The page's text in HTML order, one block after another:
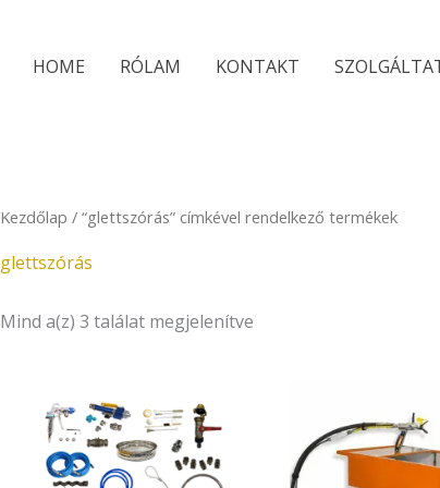
HOME RÓLAM KONTAKT
Kezdőlap / “glettszórás” címkével rendelkező termékek
glettszórás
Mind a(z) 3 találat megjelenítve
was: